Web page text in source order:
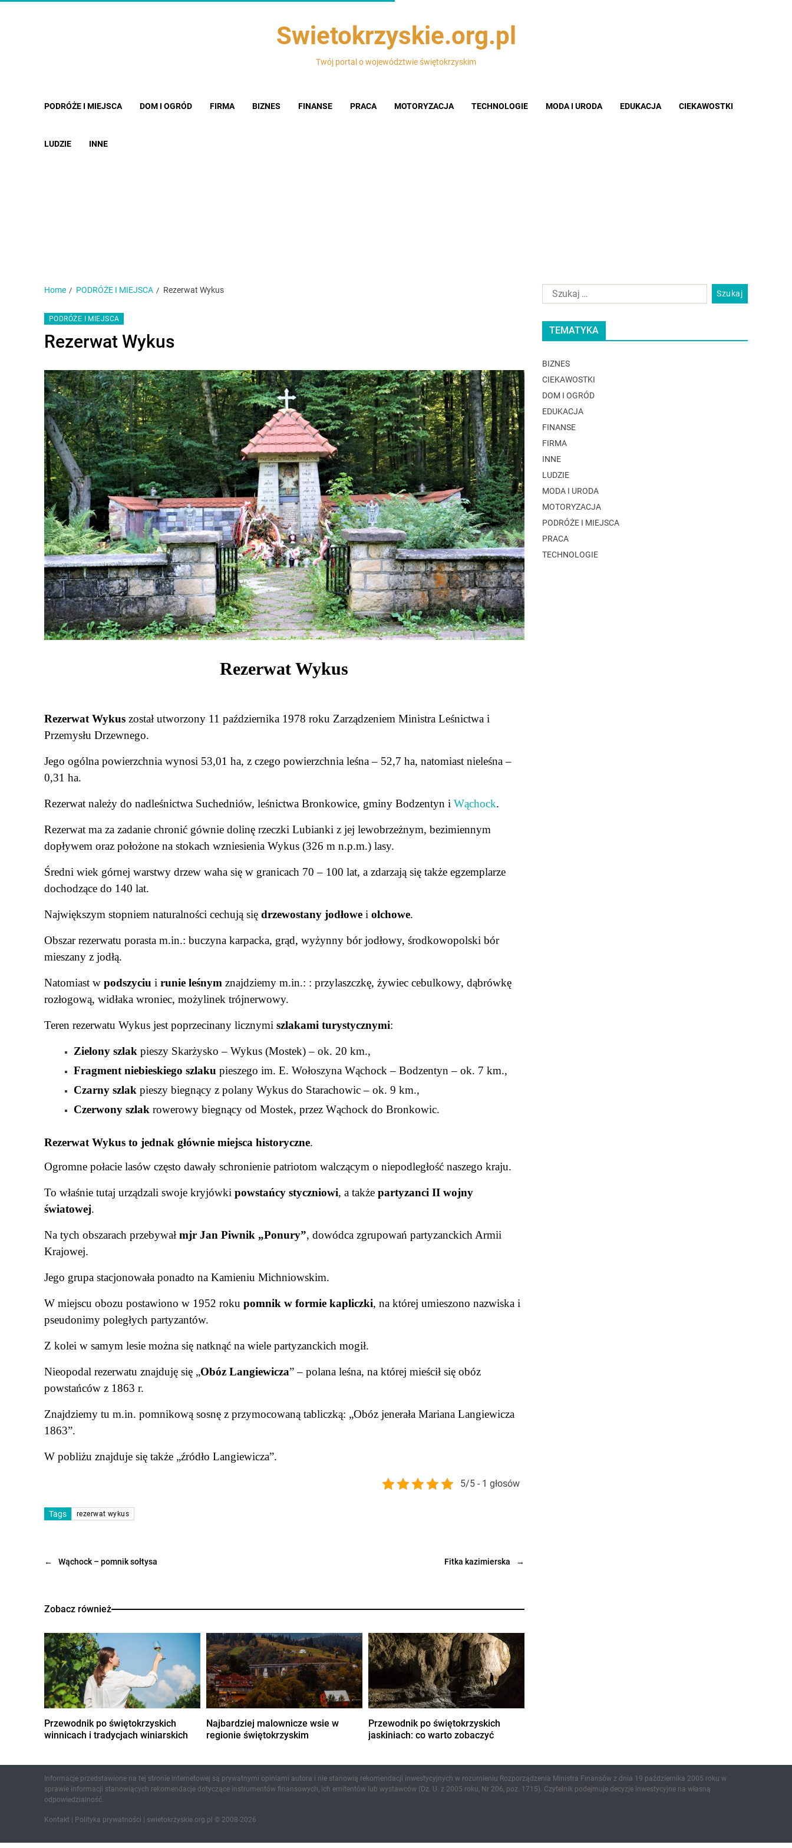
Swietokrzyskie.org.pl
Twój portal o województwie świętokrzyskim
PODRÓŻE I MIEJSCA DOM I OGRÓD FIRMA BIZNES FINANSE PRACA MOTORYZACJA TECHNOLOGIE MODA I URODA EDUKACJA CIEKAWOSTKI
LUDZIE INNE
Home PODRÓŻE I MIEJSCA Rezerwat Wykus
PODRÓŻE I MIEJSCA
Rezerwat Wykus
Rezerwat Wykus
Rezerwat Wykus został utworzony 11 października 1978 roku Zarządzeniem Ministra Leśnictwa i
Przemysłu Drzewnego.
Jego ogólna powierzchnia wynosi 53,01 ha, z czego powierzchnia leśna – 52,7 ha, natomiast nieleśna –
0,31 ha.
Rezerwat należy do nadleśnictwa Suchedniów, leśnictwa Bronkowice, gminy Bodzentyn i Wąchock.
Rezerwat ma za zadanie chronić gównie dolinę rzeczki Lubianki z jej lewobrzeżnym, bezimiennym
dopływem oraz położone na stokach wzniesienia Wykus (326 m n.p.m.) lasy.
Średni wiek górnej warstwy drzew waha się w granicach 70 – 100 lat, a zdarzają się także egzemplarze
dochodzące do 140 lat.
Największym stopniem naturalności cechują się drzewostany jodłowe i olchowe.
Obszar rezerwatu porasta m.in.: buczyna karpacka, grąd, wyżynny bór jodłowy, środkowopolski bór
mieszany z jodłą.
Natomiast w podszyciu i runie leśnym znajdziemy m.in.: : przylaszczkę, żywiec cebulkowy, dąbrówkę
rozłogową, widłaka wroniec, możylinek trójnerwowy.
Teren rezerwatu Wykus jest poprzecinany licznymi szlakami turystycznymi:
Zielony szlak pieszy Skarżysko – Wykus (Mostek) – ok. 20 km.,
Fragment niebieskiego szlaku pieszego im. E. Wołoszyna Wąchock – Bodzentyn – ok. 7 km.,
Czarny szlak pieszy biegnący z polany Wykus do Starachowic – ok. 9 km.,
Czerwony szlak rowerowy biegnący od Mostek, przez Wąchock do Bronkowic.
Rezerwat Wykus to jednak głównie miejsca historyczne.
Ogromne połacie lasów często dawały schronienie patriotom walczącym o niepodległość naszego kraju.
To właśnie tutaj urządzali swoje kryjówki powstańcy styczniowi, a także partyzanci II wojny
światowej.
Na tych obszarach przebywałmjr Jan Piwnik „Ponury”, dowódca zgrupowań partyzanckich Armii
Krajowej.
Jego grupa stacjonowała ponadto na Kamieniu Michniowskim.
W miejscu obozu postawiono w 1952 roku pomnik w formie kapliczki, na której umieszono nazwiska i
pseudonimy poległych partyzantów.
Z kolei w samym lesie można się natknąć na wiele partyzanckich mogił.
Nieopodal rezerwatu znajduję się „Obóz Langiewicza” – polana leśna, na której mieścił się obóz
powstańców z 1863 r.
Znajdziemy tu m.in. pomnikową sosnę z przymocowaną tabliczką: „Obóz jenerała Mariana Langiewicza
1863”.
W pobliżu znajduje się także „źródło Langiewicza”.
5/5 - 1 głosów
Tags rezerwat wykus
← Wąchock – pomnik sołtysa →
Fitka kazimierska
Zobacz również
Przewodnik po świętokrzyskich
winnicach i tradycjach winiarskich
Najbardziej malownicze wsie w
regionie świętokrzyskim
Przewodnik po świętokrzyskich
jaskiniach: co warto zobaczyć
TEMATYKA
BIZNES
CIEKAWOSTKI
DOM I OGRÓD
EDUKACJA
FINANSE
FIRMA
INNE
LUDZIE
MODA I URODA
MOTORYZACJA
PODRÓŻE I MIEJSCA
PRACA
TECHNOLOGIE
Informacje przedstawione na tej stronie internetowej są prywatnymi opiniami autora i nie stanowią rekomendacji inwestycyjnych w rozumieniu Rozporządzenia Ministra Finansów z dnia 19 października 2005 roku w
sprawie informacji stanowiących rekomendacje dotyczące instrumentów finansowych, ich emitentów lub wystawców (Dz. U. z 2005 roku, Nr 206, poz. 1715). Czytelnik podejmuje decyzje inwestycyjne na własną
odpowiedzialność.
Kontakt | Polityka prywatności | swietokrzyskie.org.pl © 2008-2026